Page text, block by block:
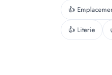
👍
👍 Literie